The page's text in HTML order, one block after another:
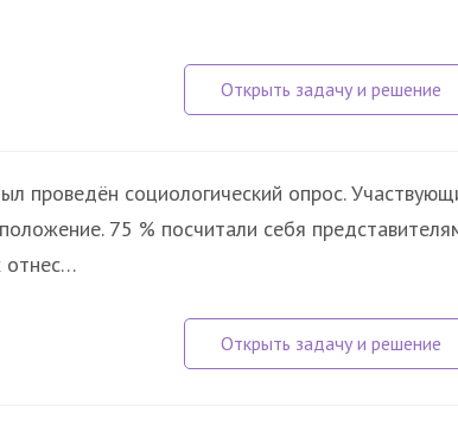
проведён социологический опрос.
75 % посчитали себя
отнес…